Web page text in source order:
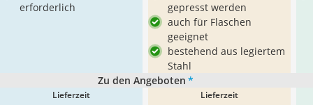
erforderlich
gepresst werden
auch für Flaschen
geeignet
bestehend aus legiertem
Stahl
Zu den Angeboten *
Lieferzeit Lieferzeit